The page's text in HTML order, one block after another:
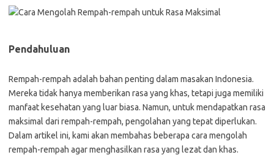
Pendahuluan
Rempah-rempah adalah bahan penting dalam masakan Indonesia.
Mereka tidak hanya memberikan rasa yang khas, tetapi juga memiliki
manfaat kesehatan yang luar biasa. Namun, untuk mendapatkan rasa
maksimal dari rempah-rempah, pengolahan yang tepat diperlukan.
Dalam artikel ini, kami akan membahas beberapa cara mengolah
rempah-rempah agar menghasilkan rasa yang lezat dan khas.